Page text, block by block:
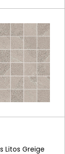
Litos Greige